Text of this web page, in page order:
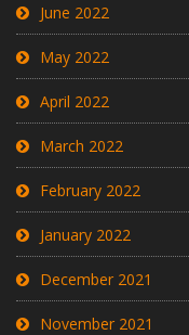
June 2022
May 2022
April 2022
March 2022
February 2022
January 2022
December 2021
November 2021